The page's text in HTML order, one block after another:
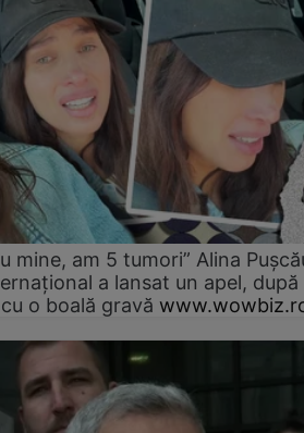
mine, am 5 tumori” Alina
a lansat un apel, după
o boală gravă